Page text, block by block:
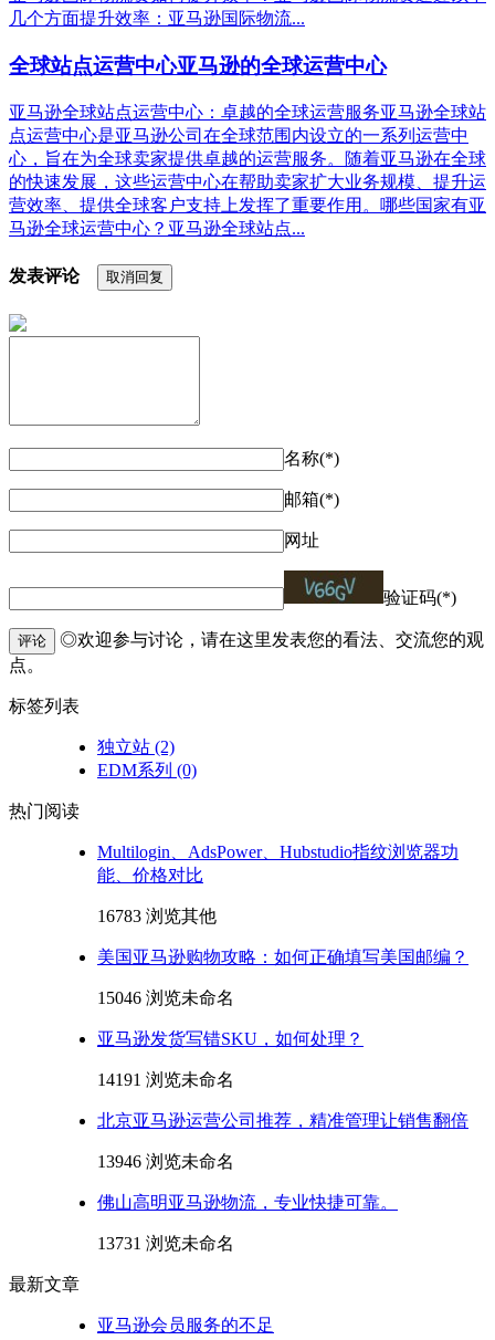
几个方面提升效率：亚马逊国际物流...
全球站点运营中心亚马逊的全球运营中心
亚马逊全球站点运营中心：卓越的全球运营服务亚马逊全球站
点运营中心是亚马逊公司在全球范围内设立的一系列运营中
心，旨在为全球卖家提供卓越的运营服务。随着亚马逊在全球
的快速发展，这些运营中心在帮助卖家扩大业务规模、提升运
营效率、提供全球客户支持上发挥了重要作用。哪些国家有亚
马逊全球运营中心？亚马逊全球站点...
发表评论 取消回复
名称(*)
邮箱(*)
网址
验证码(*)
评论
◎欢迎参与讨论，请在这里发表您的看法、交流您的观
点。
标签列表
独立站 (2)
EDM系列 (0)
热门阅读
Multilogin、AdsPower、Hubstudio指纹浏览器功
能、价格对比
16783 浏览其他
美国亚马逊购物攻略：如何正确填写美国邮编？
15046 浏览未命名
亚马逊发货写错SKU，如何处理？
14191 浏览未命名
北京亚马逊运营公司推荐，精准管理让销售翻倍
13946 浏览未命名
佛山高明亚马逊物流，专业快捷可靠。
13731 浏览未命名
最新文章
亚马逊会员服务的不足